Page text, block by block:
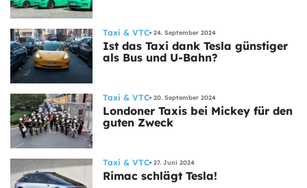
Taxi & VTC 24. September 2024
Ist das Taxi dank Tesla günstiger
als Bus und U-Bahn?
Taxi & VTC 20. September 2024
Londoner Taxis bei Mickey für den
guten Zweck
Taxi & VTC 27. Juni 2024
Rimac schlägt Tesla!